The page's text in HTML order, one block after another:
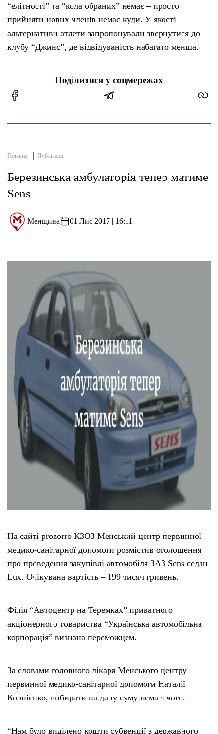
“елітності” та “кола обраних” немає – просто
прийняти нових членів немає куди. У якості
альтернативи атлети запропонували звернутися до
клубу “Джинс”, де відвідуваність набагато менша.
Поділитися у соцмережах
Головна Публікації
Березинська амбулаторія тепер матиме
Sens
Менщина 01 Лис 2017 | 16:11
На сайті prozorro КЗОЗ Менський центр первинної
медико-санітарної допомоги розмістив оголошення
про проведення закупівлі автомобіля ЗАЗ Sens седан
Lux. Очікувана вартість – 199 тисяч гривень.
Філія “Автоцентр на Теремках” приватного
акціонерного товариства “Українська автомобільна
корпорація” визнана переможцем.
За словами головного лікаря Менського центру
первинної медико-санітарної допомоги Наталії
Корнієнко, вибирати на дану суму нема з чого.
“Нам було виділено кошти субвенції з державного